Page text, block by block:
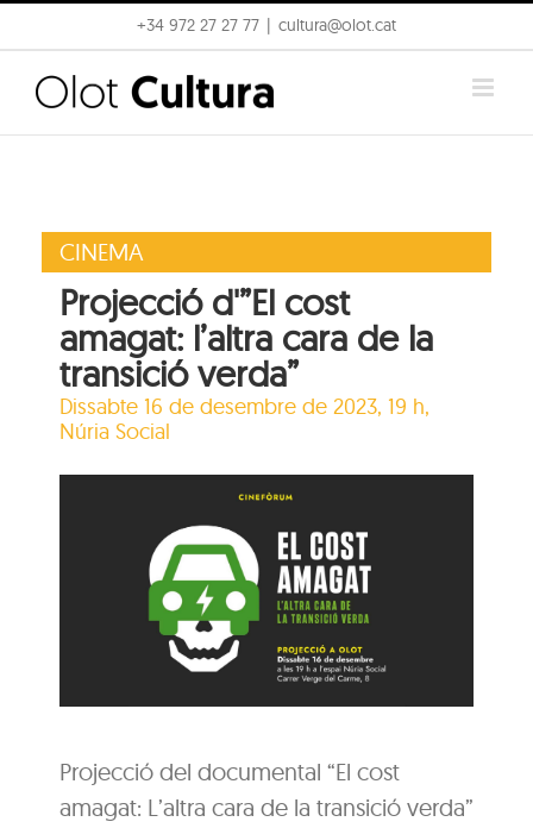
to
content
+34 972 27 27 77 cultura@olot.cat
CINEMA
Projecció d'”El cost
amagat: l’altra cara de la
transició verda”
Dissabte 16 de desembre de 2023, 19 h,
Núria Social
Projecció del documental “El cost
amagat: L’altra cara de la transició verda”